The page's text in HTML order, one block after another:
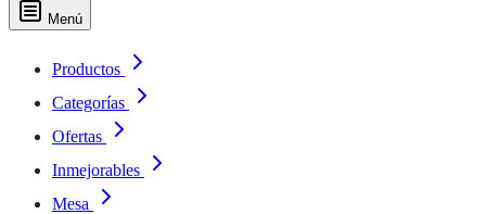
Menú
Productos
Categorías
Ofertas
Inmejorables
Mesa